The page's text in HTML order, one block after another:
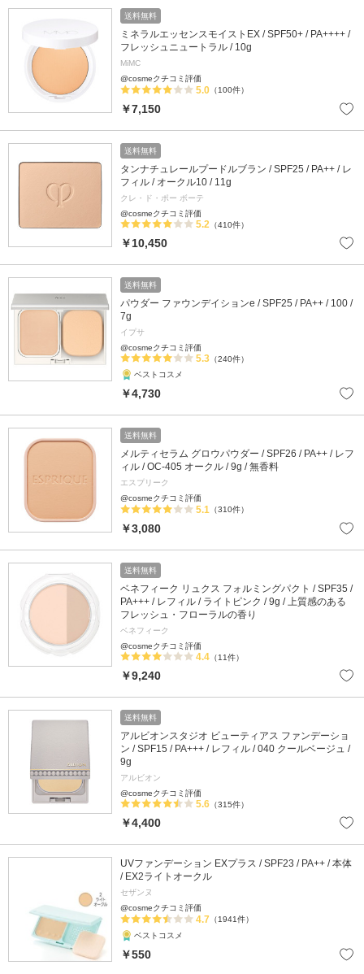
送料無料
ミネラルエッセンスモイストEX / SPF50+ / PA++++ /
フレッシュニュートラル / 10g
MiMC
@cosmeクチコミ評価
5.0 （100件）
￥7,150
送料無料
タンナチュレールプードルブラン / SPF25 / PA++ / レ
フィル / オークル10 / 11g
クレ・ド・ポー ボーテ
@cosmeクチコミ評価
5.2 （410件）
￥10,450
送料無料
パウダー ファウンデイションe / SPF25 / PA++ / 100 /
7g
イプサ
@cosmeクチコミ評価
5.3 （240件）
ベストコスメ
￥4,730
送料無料
メルティセラム グロウパウダー / SPF26 / PA++ / レフ
ィル / OC-405 オークル / 9g / 無香料
エスプリーク
@cosmeクチコミ評価
5.1 （310件）
￥3,080
送料無料
ベネフィーク リュクス フォルミングパクト / SPF35 /
PA+++ / レフィル / ライトピンク / 9g / 上質感のある
フレッシュ・フローラルの香り
ベネフィーク
@cosmeクチコミ評価
4.4 （11件）
￥9,240
送料無料
アルビオンスタジオ ビューティアス ファンデーショ
ン / SPF15 / PA+++ / レフィル / 040 クールベージュ /
9g
アルビオン
@cosmeクチコミ評価
5.6 （315件）
￥4,400
UVファンデーション EXプラス / SPF23 / PA++ / 本体
/ EX2ライトオークル
セザンヌ
@cosmeクチコミ評価
4.7 （1941件）
ベストコスメ
￥550